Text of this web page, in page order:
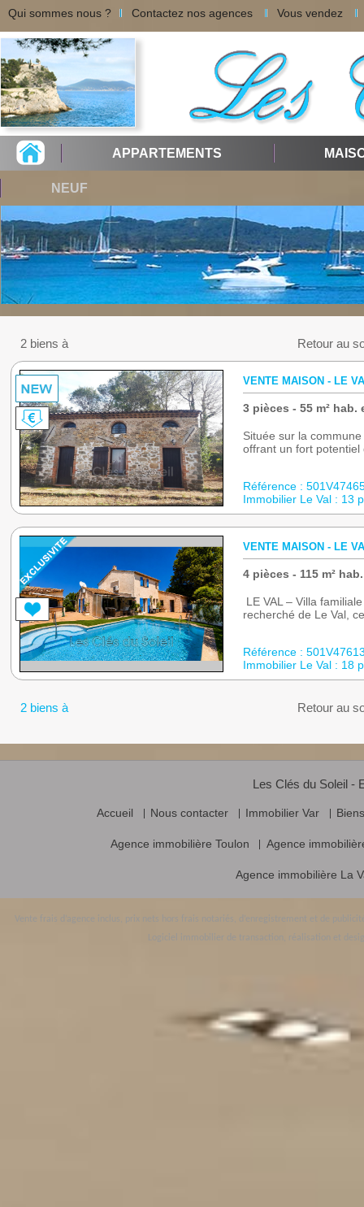
Qui sommes nous ? Contactez nos agences Vous vendez
APPARTEMENTS
NEUF
2 biens à Retour au
VENTE MAISON - LE
3 pièces - 55 m² hab.
Située sur la
offrant un fort
Référence :
Immobilier Le Val : 13
VENTE MAISON - LE
4 pièces - 115 m²
LE VAL – Villa
recherché de Le Val,
Référence :
Immobilier Le Val : 18
2 biens à Retour au
Les Clés du Soleil -
Accueil Nous contacter Immobilier Var
Agence immobilière Toulon Agence
Agence immobilière La
Vente frais d’agence inclus, prix nets hors frais notariés, d’enregistrement et de
Logiciel immobilier de transaction,
réalisation et